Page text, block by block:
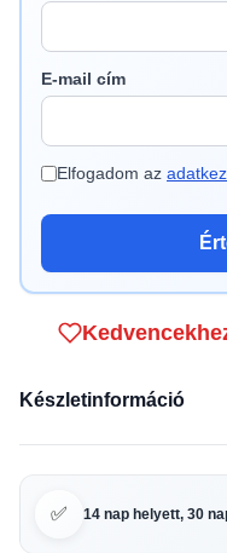
E-mail cím
Elfogadom az
Készletinformáció
✅ 14 nap helyett, 30